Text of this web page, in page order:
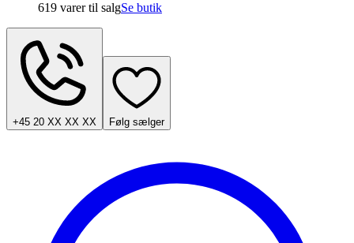
619 varertil salgSe butik
+45 20 XX XX XX Følg sælger